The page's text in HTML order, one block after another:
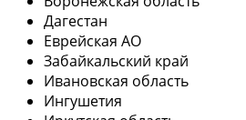
Дагестан
Еврейская АО
Забайкальский край
Ивановская область
Ингушетия